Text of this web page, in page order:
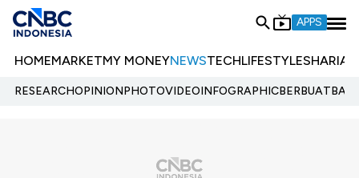
APPS
HOMEMARKETMY MONEYNEWSTECHLIFESTYLESHARIA
RESEARCHOPINIONPHOTOVIDEOINFOGRAPHIC